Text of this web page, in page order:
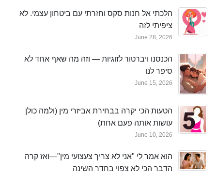
הלכתי אל חנות סקס וחזרתי עם ביטחון עצמי. לא
ציפיתי לזה
June 28, 2026
הכנסנו ויברטור לזוגיות — וזה מה שאף אחד לא
סיפר לנו
June 15, 2026
הטעות הכי יקרה בבחירת אביזרי מין (ולמה כולן
עושות אותה פעם אחת)
June 10, 2026
הוא אמר לי "אני לא צריך צעצועי מין"—ואז קרה
הדבר הכי לא צפוי בחדר השינה